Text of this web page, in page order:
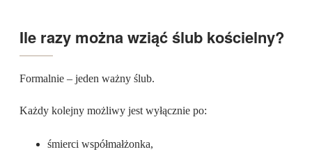
Ile razy można wziąć ślub kościelny?
Formalnie – jeden ważny ślub.
Każdy kolejny możliwy jest wyłącznie po:
śmierci współmałżonka,